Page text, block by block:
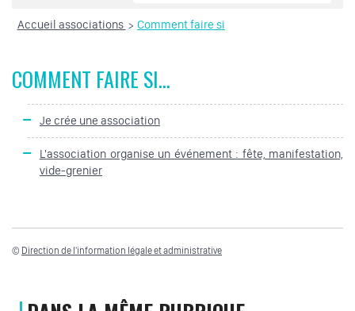
Accueil associations > Comment faire si
COMMENT FAIRE SI...
Je crée une association
L'association organise un événement : fête, manifestation,
vide-grenier
© Direction de l'information légale et administrative